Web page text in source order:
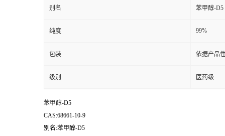
别名 苯甲醇-D5
纯度 99%
包装 依据产品
级别 医药级
苯甲醇-D5
CAS:68661-10-9
别名:苯甲醇-D5